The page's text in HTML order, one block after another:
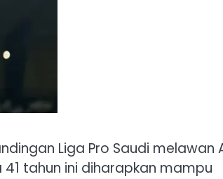
Liga Pro Saudi melawan
tahun ini diharapkan mampu